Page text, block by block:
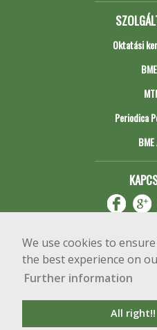
We use cookies to
the best experience on
Further information
All right!!
Oktatási
Periodica
Copyright © 2020
1111 Budapest,